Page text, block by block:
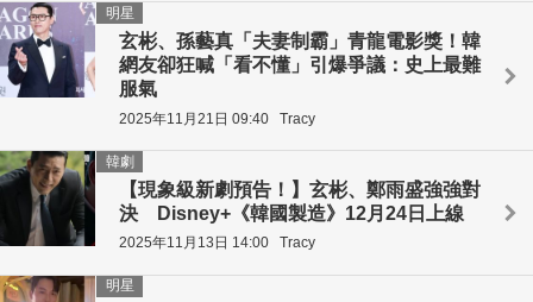
玄彬、孫藝真「夫妻制霸」青龍電影獎！韓
網友卻狂喊「看不懂」引爆爭議：史上最難
服氣
明星
2025年11月21日 09:40 Tracy
【現象級新劇預告！】玄彬、鄭雨盛強強對
決 Disney+《韓國製造》12月24日上線
韓劇
2025年11月13日 14:00 Tracy
明星